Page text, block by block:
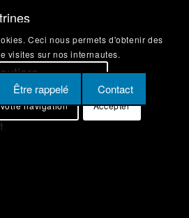
Être rappelé Contact
Ceci nous permets d'obtenir des
visites sur nos internautes.
plus sur les cookies
navigation Accepter